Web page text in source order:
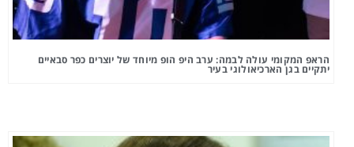
הראפ המקומי עולה לבמה: ערב היפ הופ מיוחד של יוצרים כפר סבאיים
יתקיים בגן הארכיאולוגי בעיר